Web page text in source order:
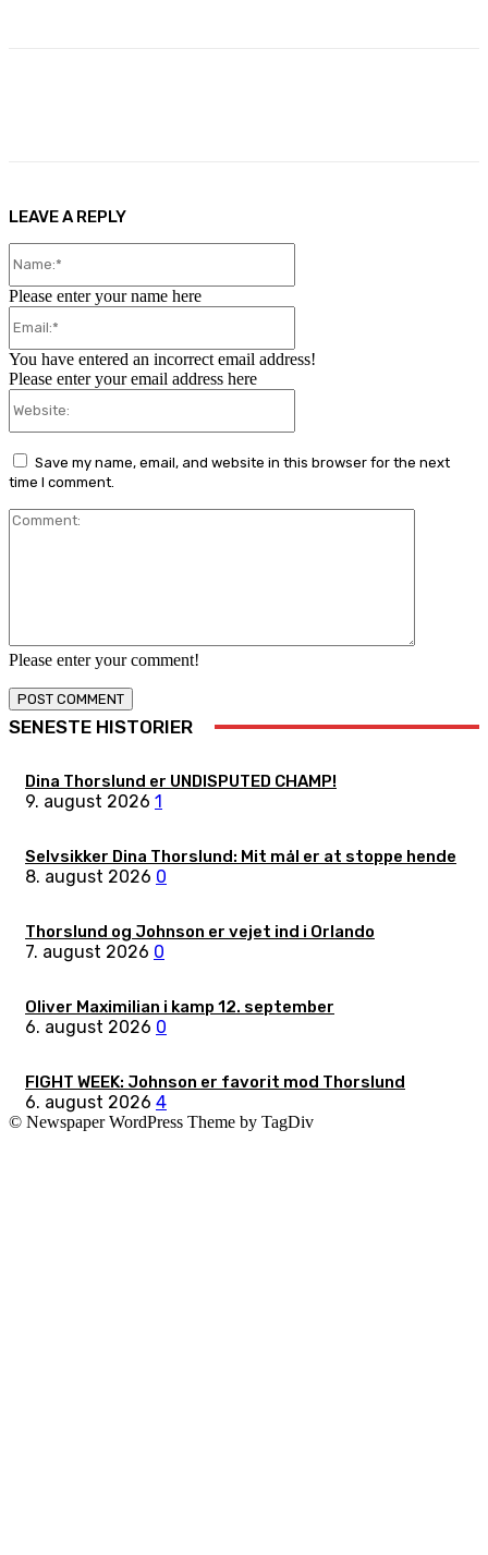
LEAVE A REPLY
Please enter your comment!
Please enter your name here
You have entered an incorrect email address!
Please enter your email address here
Save my name, email, and website in this browser for the next
time I comment.
SENESTE HISTORIER
Dina Thorslund er UNDISPUTED CHAMP!
9. august 2026 1
Selvsikker Dina Thorslund: Mit mål er at stoppe hende
8. august 2026 0
Thorslund og Johnson er vejet ind i Orlando
7. august 2026 0
Oliver Maximilian i kamp 12. september
6. august 2026 0
FIGHT WEEK: Johnson er favorit mod Thorslund
6. august 2026 4
© Newspaper WordPress Theme by TagDiv